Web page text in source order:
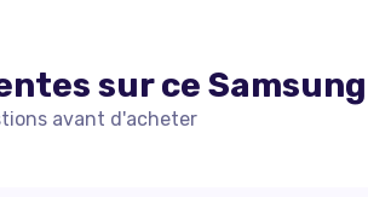
sur ce Samsung
avant d'acheter